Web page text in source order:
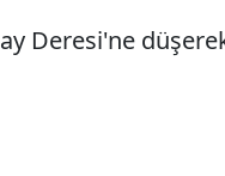
Deresi'ne